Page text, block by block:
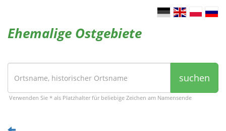
Ehemalige Ostgebiete
suchen
Verwenden Sie * als Platzhalter für beliebige Zeichen am Namensende